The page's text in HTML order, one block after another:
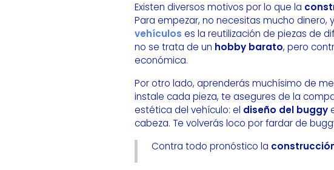
Existen diversos motivos por lo que la
Para empezar, no necesitas mucho
vehículos es la reutilización de piezas de
no se trata de un hobby barato, pero
económica.
Por otro lado, aprenderás muchísimo de
instale cada pieza, te asegures de la
estética del vehículo: el diseño del buggy
cabeza. Te volverás loco por fardar de
Contra todo pronóstico la